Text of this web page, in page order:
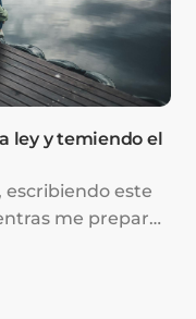
ley y temiendo el
escribiendo este
me preparo
Lakewood para